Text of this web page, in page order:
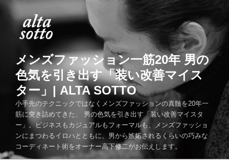
メンズファッション一筋20年 男の
色気を引き出す「装い改善マイス
ター」| ALTA SOTTO
小手先のテクニックではなくメンズファッションの真髄を20年一
筋に突き詰めてきた、 男の色気を引き出す「装い改善マイスタ
ー」。ビジネスもカジュアルもフォーマルも、メンズファッショ
ンにまつわるイロハとともに、男から嫉妬されるくらいの巧みな
コーディネート術をオーナー高下修二がお伝えします。